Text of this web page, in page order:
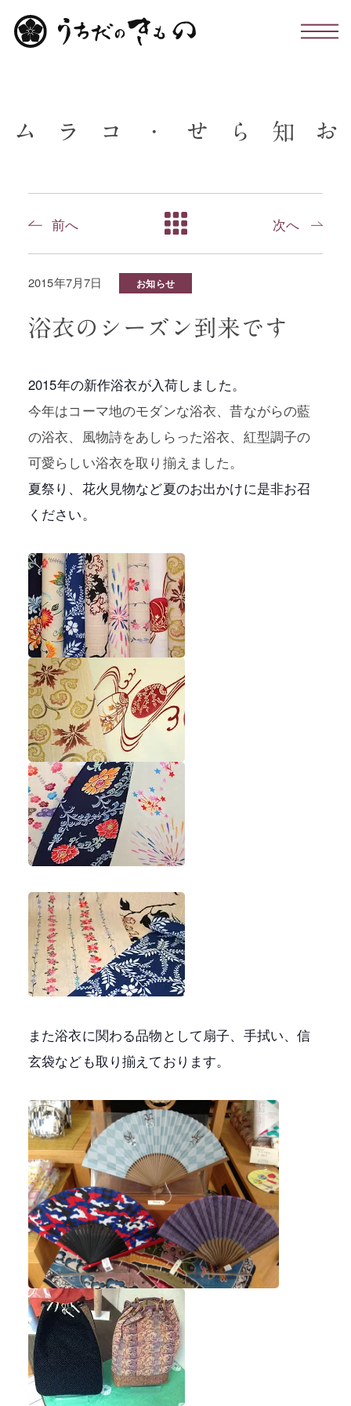
店舗のこと
お知らせ・コラム
プライバシーポリシー
特定商取引法に基づく表記
利用規約
お
知
ら
せ
・
コ
ラ
ム
前へ 次へ
2015年7月7日 お知らせ
浴衣のシーズン到来です
2015年の新作浴衣が入荷しました。
今年はコーマ地のモダンな浴衣、昔ながらの藍
の浴衣、風物詩をあしらった浴衣、紅型調子の
可愛らしい浴衣を取り揃えました。
夏祭り、花火見物など夏のお出かけに是非お召
ください。
また浴衣に関わる品物として扇子、手拭い、信
玄袋なども取り揃えております。